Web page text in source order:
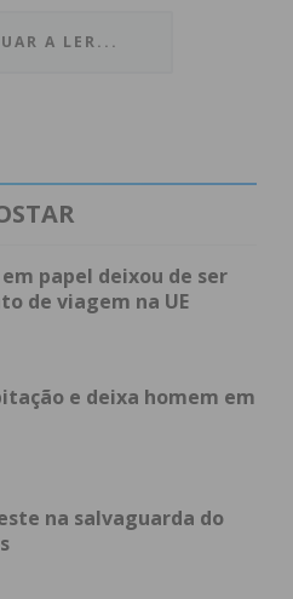
habitat natural”, afirma a
newsletter do
por e-mail e
regular a informação
com ostermos e
A LER...
papel deixou de ser
de viagem na UE
e deixa homem em
na salvaguarda do